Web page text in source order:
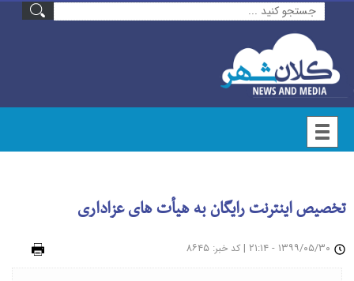
تخصیص اینترنت رایگان به هیأت های عزاداری
| کد خبر: ۸۶۴۵